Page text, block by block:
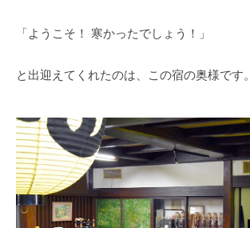
「ようこそ！ 寒かったでしょう！」
と出迎えてくれたのは、この宿の奥様です。